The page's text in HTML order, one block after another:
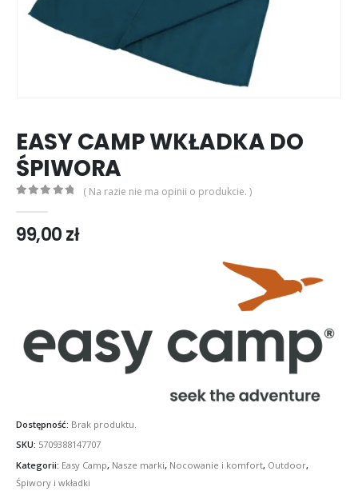
EASY CAMP WKŁADKA DO
ŚPIWORA
( Na razie nie ma opinii o produkcie. )
99,00zł
Dostępność: Brak produktu.
SKU: 5709388147707
Kategorii: Easy Camp, Nasze marki, Nocowanie i komfort, Outdoor,
Śpiwory i wkładki